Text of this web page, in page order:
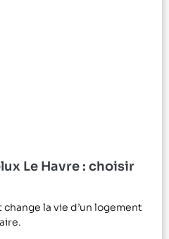
Le Havre : choisir
la vie d’un logement